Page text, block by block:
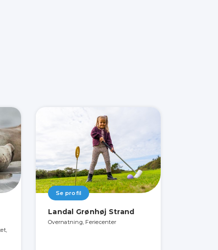
Se profil
Landal Grønhøj Strand
Overnatning, Feriecenter